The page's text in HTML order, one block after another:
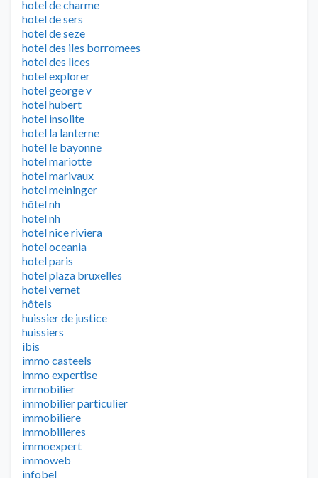
hotel de charme
hotel de sers
hotel de seze
hotel des iles borromees
hotel des lices
hotel explorer
hotel george v
hotel hubert
hotel insolite
hotel la lanterne
hotel le bayonne
hotel mariotte
hotel marivaux
hotel meininger
hôtel nh
hotel nh
hotel nice riviera
hotel oceania
hotel paris
hotel plaza bruxelles
hotel vernet
hôtels
huissier de justice
huissiers
ibis
immo casteels
immo expertise
immobilier
immobilier particulier
immobiliere
immobilieres
immoexpert
immoweb
infobel